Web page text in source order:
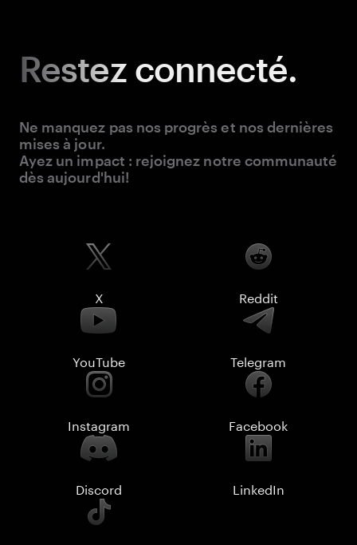
Restezconnecté.
Ne manquez pas nos progrès et nos dernières
mises à jour.
Ayez un impact : rejoignez notre communauté
dès aujourd'hui!
X Reddit
YouTube Telegram
Instagram Facebook
Discord LinkedIn